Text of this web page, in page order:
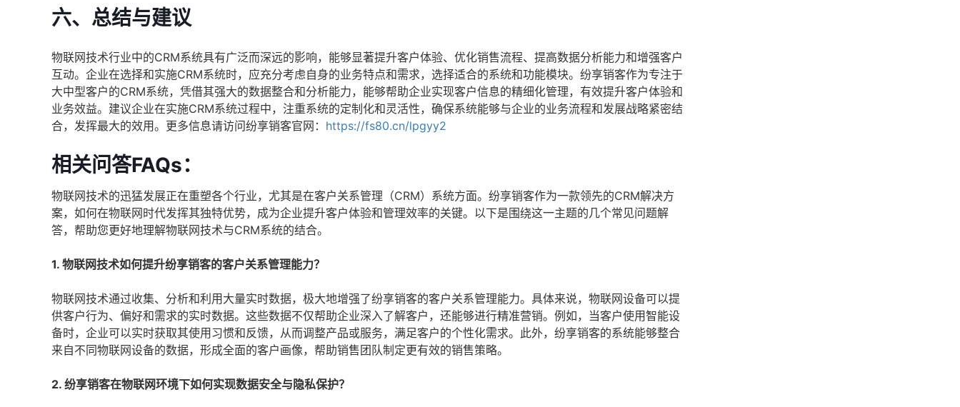
六、总结与建议
物联网技术行业中的CRM系统具有广泛而深远的影响，能够显著提升客户体验、优化销售流程、提高数据分析能力和增强客户
互动。企业在选择和实施CRM系统时，应充分考虑自身的业务特点和需求，选择适合的系统和功能模块。纷享销客作为专注于
大中型客户的CRM系统，凭借其强大的数据整合和分析能力，能够帮助企业实现客户信息的精细化管理，有效提升客户体验和
业务效益。建议企业在实施CRM系统过程中，注重系统的定制化和灵活性，确保系统能够与企业的业务流程和发展战略紧密结
合，发挥最大的效用。更多信息请访问纷享销客官网： https://fs80.cn/lpgyy2
相关问答FAQs：
物联网技术的迅猛发展正在重塑各个行业，尤其是在客户关系管理（CRM）系统方面。纷享销客作为一款领先的CRM解决方
案，如何在物联网时代发挥其独特优势，成为企业提升客户体验和管理效率的关键。以下是围绕这一主题的几个常见问题解
答，帮助您更好地理解物联网技术与CRM系统的结合。
1. 物联网技术如何提升纷享销客的客户关系管理能力？
物联网技术通过收集、分析和利用大量实时数据，极大地增强了纷享销客的客户关系管理能力。具体来说，物联网设备可以提
供客户行为、偏好和需求的实时数据。这些数据不仅帮助企业深入了解客户，还能够进行精准营销。例如，当客户使用智能设
备时，企业可以实时获取其使用习惯和反馈，从而调整产品或服务，满足客户的个性化需求。此外，纷享销客的系统能够整合
来自不同物联网设备的数据，形成全面的客户画像，帮助销售团队制定更有效的销售策略。
2. 纷享销客在物联网环境下如何实现数据安全与隐私保护？